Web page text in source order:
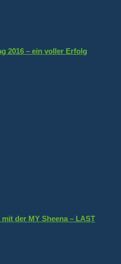
2016 – ein voller Erfolg
der MY Sheena – LAST